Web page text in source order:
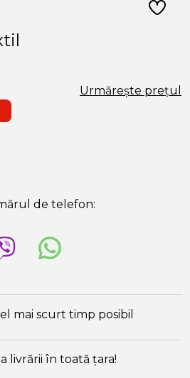
Urmărește prețul
de telefon:
mai scurt timp posibil
livrării în toată țara!